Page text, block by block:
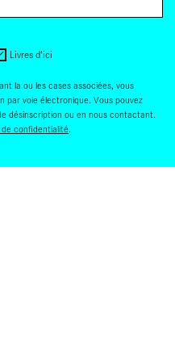
Livres d'ici
la ou les cases associées, vous
par voie électronique. Vous pouvez
désinscription ou en nous contactant.
de confidentialité.